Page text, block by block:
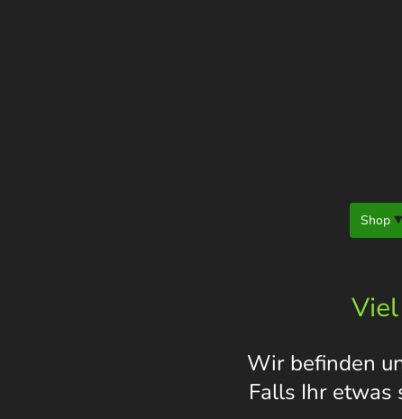
Shop
Wir befinden
Falls Ihr etwas